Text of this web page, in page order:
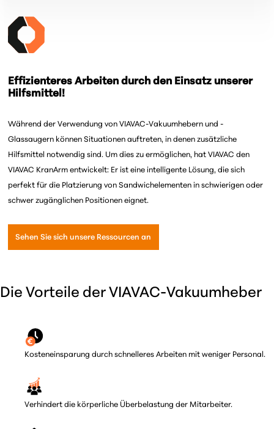
Effizienteres Arbeiten durch den Einsatz unserer
Hilfsmittel!
Während der Verwendung von VIAVAC-Vakuumhebern und -
Glassaugern können Situationen auftreten, in denen zusätzliche
Hilfsmittel notwendig sind. Um dies zu ermöglichen, hat VIAVAC den
VIAVAC KranArm entwickelt: Er ist eine intelligente Lösung, die sich
perfekt für die Platzierung von Sandwichelementen in schwierigen oder
schwer zugänglichen Positionen eignet.
Sehen Sie sich unsere Ressourcen an
Die Vorteile der VIAVAC-Vakuumheber
Kosteneinsparung durch schnelleres Arbeiten mit weniger Personal.
Verhindert die körperliche Überbelastung der Mitarbeiter.